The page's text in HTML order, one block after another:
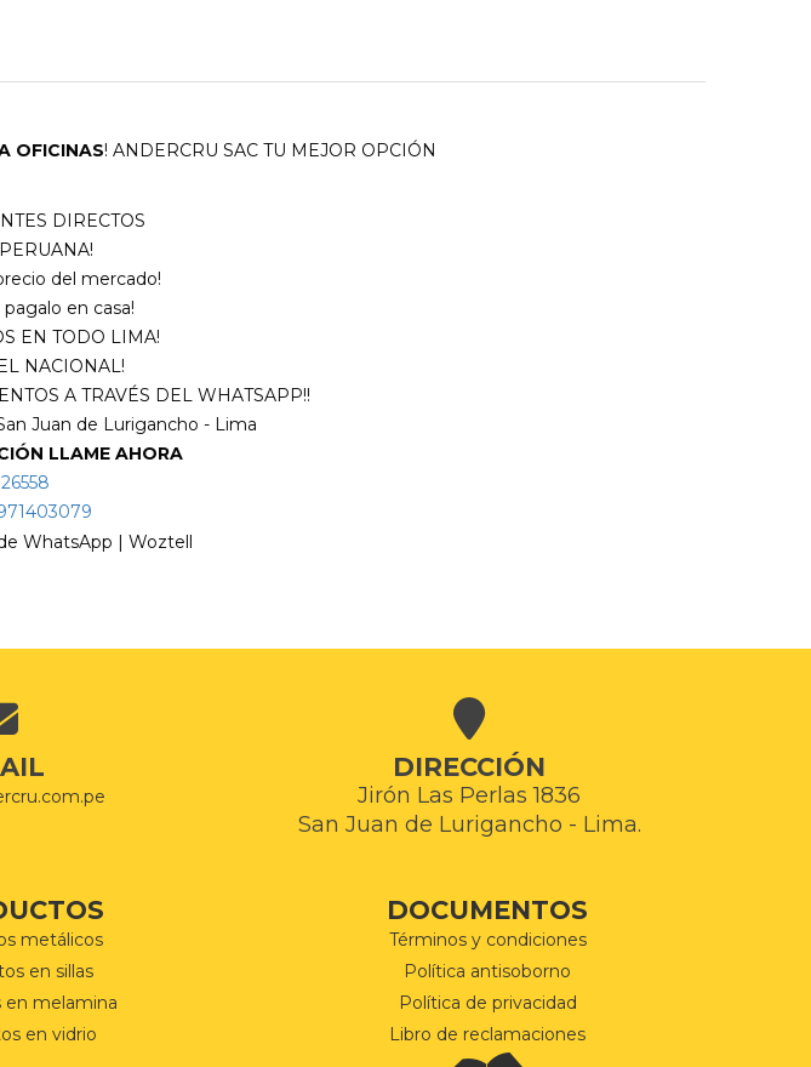
OFICINAS! ANDERCRU SAC TU MEJOR OPCIÓN
DIRECTOS
del mercado!
en casa!
EN TODO LIMA!
NACIONAL!
A TRAVÉS DEL WHATSAPP!!
Juan de Lurigancho - Lima
LLAME AHORA
DIRECCIÓN
Jirón Las Perlas 1836
San Juan de Lurigancho - Lima.
metálicos
en sillas
en melamina
en vidrio
DOCUMENTOS
Términos y condiciones
Política antisoborno
Política de privacidad
Libro de reclamaciones